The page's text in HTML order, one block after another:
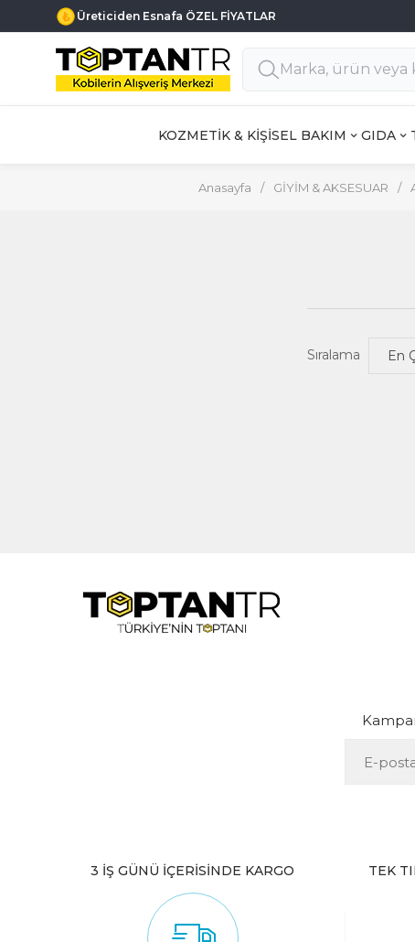
Üreticiden Esnafa ÖZEL FİYATLAR
KOZMETİK & KİŞİSEL BAKIM GIDA
Anasayfa / GİYİM & AKSESUAR /
Sıralama
3 İŞ GÜNÜ İÇERİSİNDE KARGO TEK